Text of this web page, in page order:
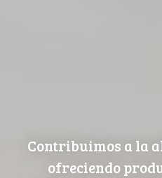
Contribuimos a la
ofreciendo